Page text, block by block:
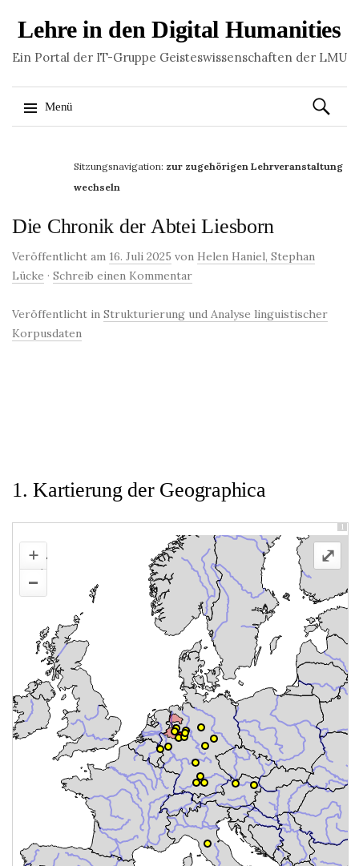
Lehre in den Digital Humanities
Ein Portal der IT-Gruppe Geisteswissenschaften der LMU
Menü
Suchen
nach:
Sitzungsnavigation: zur zugehörigen Lehrveranstaltung
wechseln
Die Chronik der Abtei Liesborn
Veröffentlicht am 16. Juli 2025 von Helen Haniel, Stephan
Lücke · Schreib einen Kommentar
Veröffentlicht in Strukturierung und Analyse linguistischer
Korpusdaten
1. Kartierung der Geographica
1
+
–
⤢